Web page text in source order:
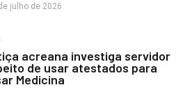
julho de 2026
acreana investiga servidor
de usar atestados para
Medicina